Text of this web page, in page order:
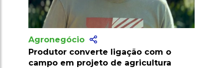
com o
Agronegócio
Marrocos suspende tarifas de
importação de carnes e ovinos até